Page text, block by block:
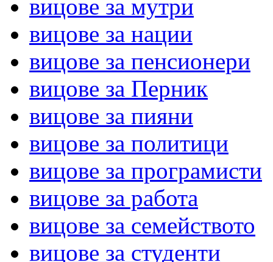
вицове за мутри
вицове за нации
вицове за пенсионери
вицове за Перник
вицове за пияни
вицове за политици
вицове за програмисти
вицове за работа
вицове за семейството
вицове за студенти